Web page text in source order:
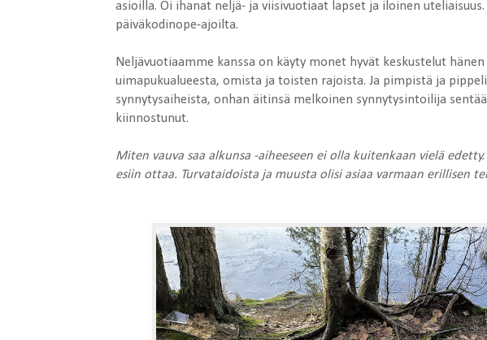
asioilla. Oi ihanat neljä- ja viisivuotiaat lapset ja iloinen
päiväkodinope-ajoilta.
Neljävuotiaamme kanssa on käyty monet hyvät keskustelut
uimapukualueesta, omista ja toisten rajoista. Ja pimpistä ja
synnytysaiheista, onhan äitinsä melkoinen synnytysintoilija
kiinnostunut.
Miten vauva saa alkunsa -aiheeseen ei olla kuitenkaan vielä
esiin ottaa. Turvataidoista ja muusta olisi asiaa varmaan erillisen